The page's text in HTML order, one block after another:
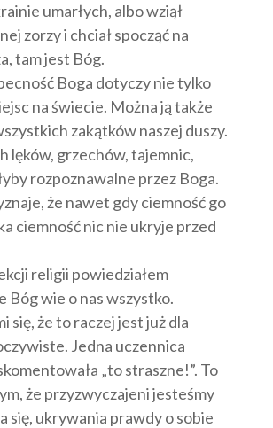
umarłych, albo wziął
zorzy i chciał spocząć na
tam jest Bóg.
Boga dotyczy nie tylko
na świecie. Można ją także
zakątków naszej duszy.
lęków, grzechów, tajemnic,
rozpoznawalne przez Boga.
że nawet gdy ciemność go
ciemność nic nie ukryje przed
religii powiedziałem
Bóg wie o nas wszystko.
się, że to raczej jest już dla
Jedna uczennica
„to straszne!”. To
że przyzwyczajeni jesteśmy
się, ukrywania prawdy o sobie